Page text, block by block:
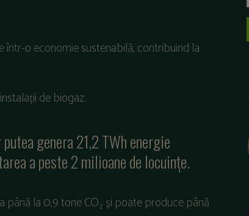
într-o economie sustenabilă, contribuind la
de biogaz.
genera 21,2 TWh energie
a peste 2 milioane de locuințe.
la 0,9 tone CO₂ și poate produce până